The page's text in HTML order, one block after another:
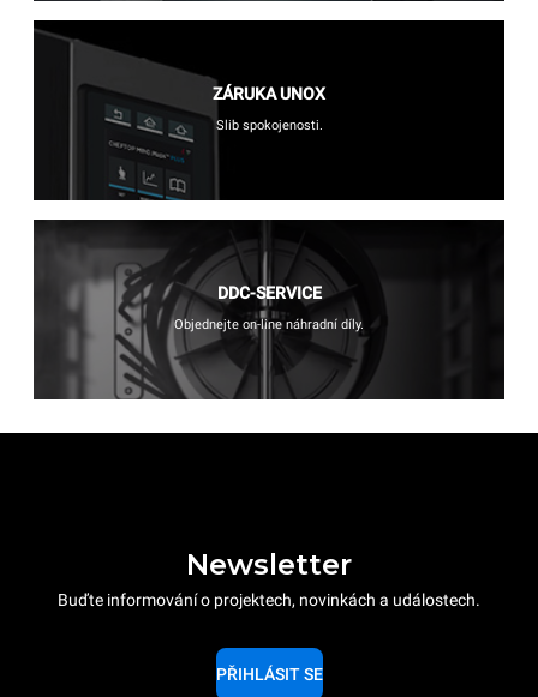
ZÁRUKA UNOX
Slib spokojenosti.
DDC-SERVICE
Objednejte on-line náhradní díly.
Newsletter
Buďte informování o projektech, novinkách a událostech.
PŘIHLÁSIT SE